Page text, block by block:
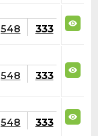
548 333
548 333
548 333